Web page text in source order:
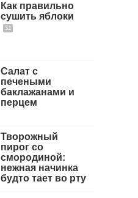
Как правильно
сушить яблоки
32
Салат с
печеными
баклажанами и
перцем
Творожный
пирог со
смородиной:
нежная начинка
будто тает во рту